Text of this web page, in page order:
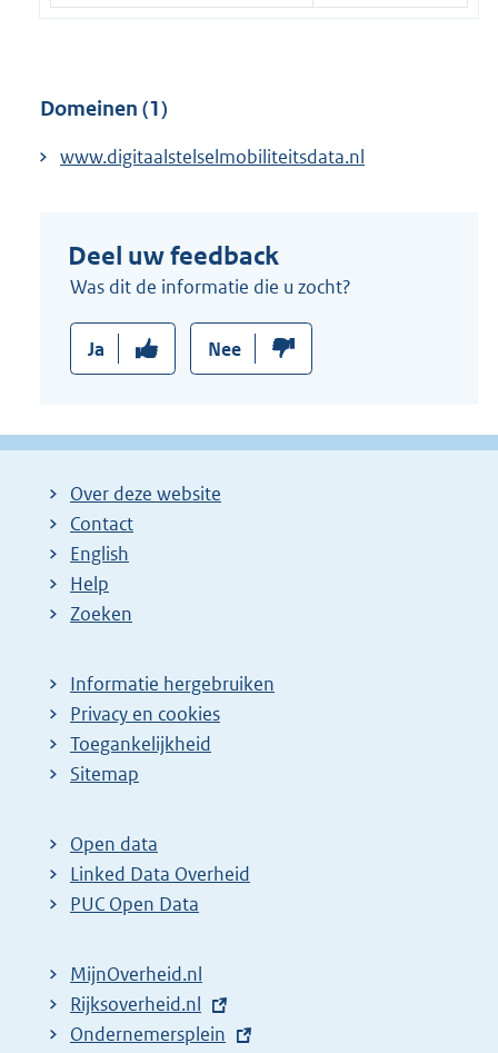
Domeinen (1)
www.digitaalstelselmobiliteitsdata.nl
Deel uw feedback
Was dit de informatie die u zocht?
Ja Nee
Over deze website
Contact
English
Help
Zoeken
Informatie hergebruiken
Privacy en cookies
Toegankelijkheid
Sitemap
Open data
Linked Data Overheid
PUC Open Data
MijnOverheid.nl
E
x
Rijksoverheid.nl
E
Ondernemersplein